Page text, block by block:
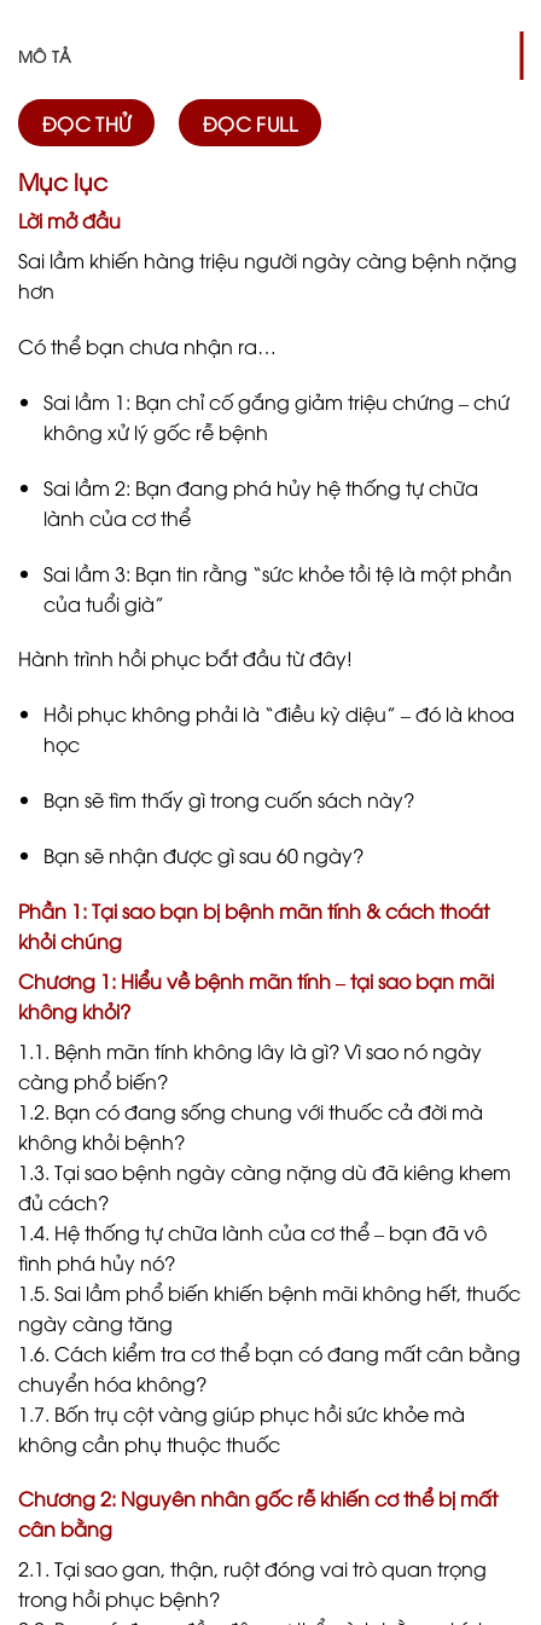
MÔ TẢ
ĐỌC THỬ ĐỌC FULL
Mục lục
Lời mở đầu
Sai lầm khiến hàng triệu người ngày càng bệnh nặng
hơn
Có thể bạn chưa nhận ra…
Sai lầm 1: Bạn chỉ cố gắng giảm triệu chứng – chứ
không xử lý gốc rễ bệnh
Sai lầm 2: Bạn đang phá hủy hệ thống tự chữa
lành của cơ thể
Sai lầm 3: Bạn tin rằng “sức khỏe tồi tệ là một phần
của tuổi già”
Hành trình hồi phục bắt đầu từ đây!
Hồi phục không phải là “điều kỳ diệu” – đó là khoa
học
Bạn sẽ tìm thấy gì trong cuốn sách này?
Bạn sẽ nhận được gì sau 60 ngày?
Phần 1: Tại sao bạn bị bệnh mãn tính & cách thoát
khỏi chúng
Chương 1: Hiểu về bệnh mãn tính – tại sao bạn mãi
không khỏi?
1.1. Bệnh mãn tính không lây là gì? Vì sao nó ngày
càng phổ biến?
1.2. Bạn có đang sống chung với thuốc cả đời mà
không khỏi bệnh?
1.3. Tại sao bệnh ngày càng nặng dù đã kiêng khem
đủ cách?
1.4. Hệ thống tự chữa lành của cơ thể – bạn đã vô
tình phá hủy nó?
1.5. Sai lầm phổ biến khiến bệnh mãi không hết, thuốc
ngày càng tăng
1.6. Cách kiểm tra cơ thể bạn có đang mất cân bằng
chuyển hóa không?
1.7. Bốn trụ cột vàng giúp phục hồi sức khỏe mà
không cần phụ thuộc thuốc
Chương 2: Nguyên nhân gốc rễ khiến cơ thể bị mất
cân bằng
2.1. Tại sao gan, thận, ruột đóng vai trò quan trọng
trong hồi phục bệnh?